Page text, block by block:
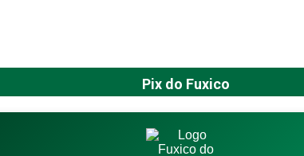
Pix do Fuxico